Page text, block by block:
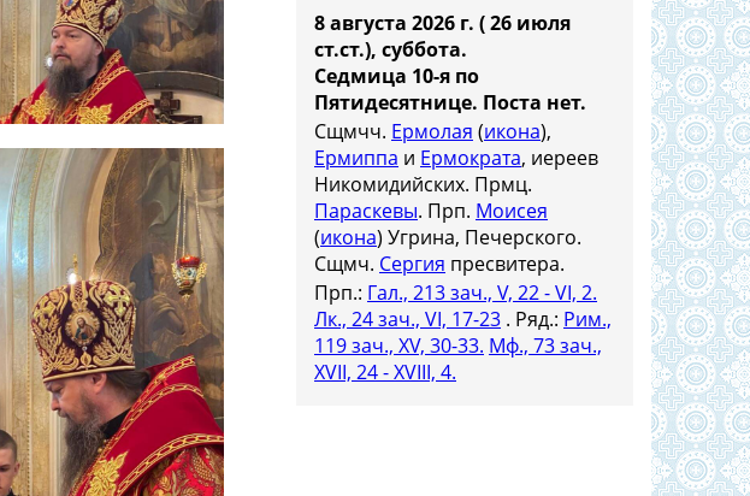
8 августа 2026 г. ( 26 июля
ст.ст.), суббота.
Седмица 10-я по
Пятидесятнице. Поста нет.
Сщмчч. Ермолая (икона),
Ермиппа и Ермократа, иереев
Никомидийских. Прмц.
Параскевы. Прп. Моисея
(икона) Угрина, Печерского.
Сщмч. Сергия пресвитера.
Прп.: Гал., 213 зач., V, 22 - VI, 2.
Лк., 24 зач., VI, 17-23 . Ряд.: Рим.,
119 зач., XV, 30-33. Мф., 73 зач.,
XVII, 24 - XVIII, 4.